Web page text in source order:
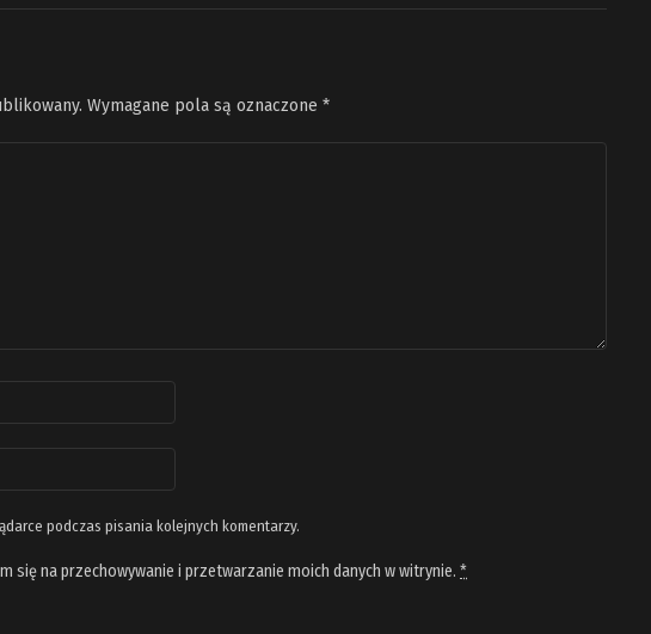
Wymagane pola są oznaczone *
podczas pisania kolejnych komentarzy.
się na przechowywanie i przetwarzanie moich danych w witrynie. *